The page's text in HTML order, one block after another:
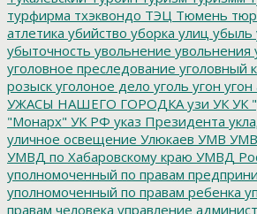
турфирма тхэквондо ТЭЦ Тюмень
атлетика убийство уборка улиц убыль
убыточность увольнение увольнения
уголовное преследование уголовный
розыск уголоное дело уголь угон
УЖАСЫ НАШЕГО ГОРОДКА узи УК УК
"Монарх" УК РФ указ Президента
уличное освещение Улюкаев УМВ
УМВД по Хабаровскому краю УМВД
уполномоченный по правам
уполномоченный по правам ребенка
правам человека управление